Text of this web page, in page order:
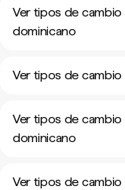
Ver tipos de
dominicano
Ver tipos de
Ver tipos de
dominicano
Ver tipos de